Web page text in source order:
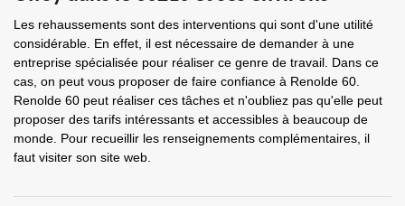
Les rehaussements sont des interventions qui sont d'une utilité
considérable. En effet, il est nécessaire de demander à une
entreprise spécialisée pour réaliser ce genre de travail. Dans ce
cas, on peut vous proposer de faire confiance à Renolde 60.
Renolde 60 peut réaliser ces tâches et n'oubliez pas qu'elle peut
proposer des tarifs intéressants et accessibles à beaucoup de
monde. Pour recueillir les renseignements complémentaires, il
faut visiter son site web.